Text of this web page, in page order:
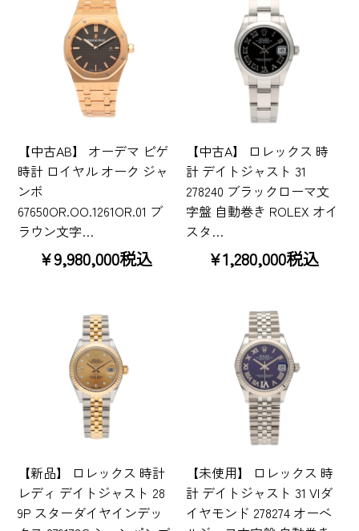
【中古AB】 オーデマ ピゲ
時計 ロイヤル オーク ジャ
ンボ
67650OR.OO.1261OR.01 ブ
ラウン文字…
¥9,980,000税込
【中古A】 ロレックス 時
計 デイトジャスト 31
278240 ブラックローマ文
字盤 自動巻き ROLEX オイ
スタ…
¥1,280,000税込
【新品】 ロレックス 時計
レディ デイトジャスト 28
9P スターダイヤインデッ
【未使用】 ロレックス 時
計 デイトジャスト 31 VIダ
イヤモンド 278274 オーベ